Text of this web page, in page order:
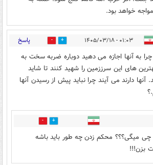
خواهد بود.
۰۱:۰۳ - ۱۴۰۵/۰۳/۱۸ 0 پاسخ
به آنها اجازه می دهید دوباره ضربه سخت به
های این سرززمین را شهید کنند تا شاید
دارند می آیند چرا نباید پیش از رسیدن آنها
49
میگی؟؟؟ محکم زدن چه طور باید باشه
بزن!!!